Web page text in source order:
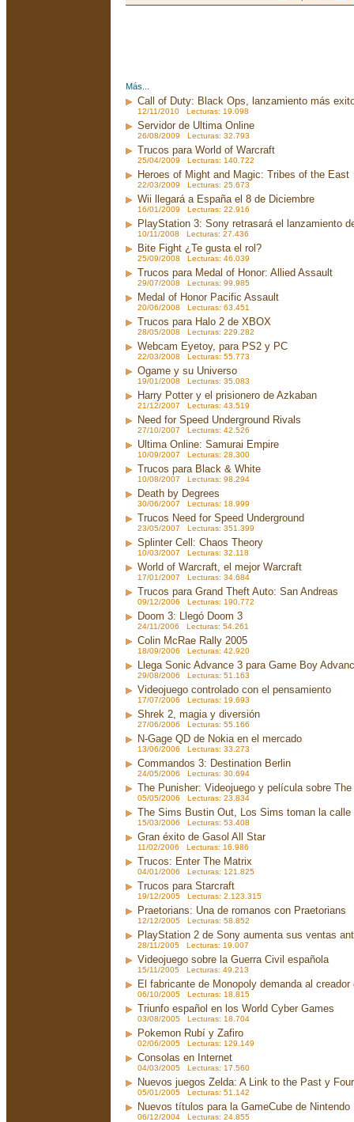
Más...
Call of Duty: Black Ops, lanzamiento más
12/11/2010 Lecturas: 19.098
Servidor de Ultima Online
26/08/2009 Lecturas: 32.793
Trucos para World of Warcraft
25/04/2009 Lecturas: 140.722
Heroes of Might and Magic: Tribes of the East
22/03/2009 Lecturas: 25.673
Wii llegará a España el 8 de Diciembre
16/01/2009 Lecturas: 22.916
PlayStation 3: Sony retrasará el lanzamiento
10/11/2008 Lecturas: 27.436
Bite Fight ¿Te gusta el rol?
25/09/2008 Lecturas: 46.039
Trucos para Medal of Honor: Allied Assault
29/07/2008 Lecturas: 99.985
Medal of Honor Pacific Assault
20/06/2008 Lecturas: 63.451
Trucos para Halo 2 de XBOX
28/05/2008 Lecturas: 229.282
Webcam Eyetoy, para PS2 y PC
22/03/2008 Lecturas: 55.773
Ogame y su Universo
19/01/2008 Lecturas: 35.083
Harry Potter y el prisionero de Azkaban
21/12/2007 Lecturas: 43.519
Need for Speed Underground Rivals
27/10/2007 Lecturas: 42.526
Ultima Online: Samurai Empire
10/09/2007 Lecturas: 28.300
Trucos para Black & White
10/08/2007 Lecturas: 98.294
Death by Degrees
30/06/2007 Lecturas: 18.999
Trucos Need for Speed Underground
23/05/2007 Lecturas: 351.399
Splinter Cell: Chaos Theory
10/03/2007 Lecturas: 32.118
World of Warcraft, el mejor Warcraft
17/01/2007 Lecturas: 34.684
Trucos para Grand Theft Auto: San Andreas
09/12/2006 Lecturas: 190.772
Doom 3: Llegó Doom 3
24/11/2006 Lecturas: 54.261
Colin McRae Rally 2005
18/09/2006 Lecturas: 42.920
Llega Sonic Advance 3 para Game Boy
29/08/2006 Lecturas: 51.163
Videojuego controlado con el pensamiento
17/07/2006 Lecturas: 19.693
Shrek 2, magia y diversión
27/06/2006 Lecturas: 55.166
N-Gage QD de Nokia en el mercado
13/06/2006 Lecturas: 33.273
Commandos 3: Destination Berlin
24/05/2006 Lecturas: 30.694
The Punisher: Videojuego y película sobre
05/05/2006 Lecturas: 23.834
The Sims Bustin Out, Los Sims toman la calle
15/03/2006 Lecturas: 53.408
Gran éxito de Gasol All Star
11/02/2006 Lecturas: 16.986
Trucos: Enter The Matrix
04/01/2006 Lecturas: 121.825
Trucos para Starcraft
19/12/2005 Lecturas: 2.123.315
Praetorians: Una de romanos con Praetorians
12/12/2005 Lecturas: 58.852
PlayStation 2 de Sony aumenta sus ventas
28/11/2005 Lecturas: 19.007
Videojuego sobre la Guerra Civil española
15/11/2005 Lecturas: 49.213
El fabricante de Monopoly demanda al
06/10/2005 Lecturas: 18.815
Triunfo español en los World Cyber Games
03/08/2005 Lecturas: 18.704
Pokemon Rubí y Zafiro
02/06/2005 Lecturas: 129.149
Consolas en Internet
04/03/2005 Lecturas: 17.560
Nuevos juegos Zelda: A Link to the Past y
05/01/2005 Lecturas: 51.142
Nuevos títulos para la GameCube de Nintendo
06/12/2004 Lecturas: 24.855